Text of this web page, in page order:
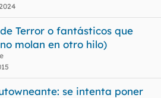
Terror o fantásticos que
molan en otro hilo)
se intenta poner